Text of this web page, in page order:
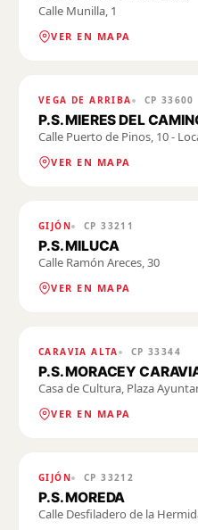
Calle Munilla, 1
VER EN MAPA
VEGA DE ARRIBA CP 33600
P.S. MIERES DEL
Calle Puerto de Pinos, 10 -
VER EN MAPA
GIJÓN CP33211
P.S. MILUCA
Calle Ramón Areces, 30
VER EN MAPA
CARAVIA ALTA CP33344
P.S. MORACEY
Casa de Cultura, Plaza
VER EN MAPA
GIJÓN CP33212
P.S. MOREDA
Calle Desfiladero de la